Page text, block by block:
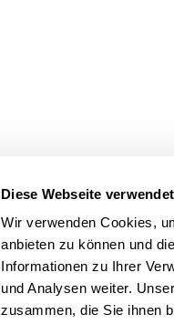
Diese Webseite
Wir verwenden Cookies,
anbieten zu können und
Informationen zu Ihrer
und Analysen weiter.
zusammen, die Sie ihnen